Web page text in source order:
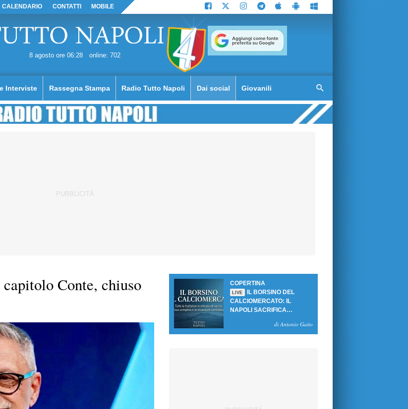
CALENDARIO CONTATTI MOBILE
8 agosto ore 06:28 online: 702
Interviste Rassegna Stampa Radio Tutto Napoli Dai social Giovanili
Conte, chiuso
COPERTINA
LIVE
IL BORSINO DEL
CALCIOMERCATO: IL
NAPOLI SACRIFICA
SBLOCCANO ARRIVIdi Antonio Gaito